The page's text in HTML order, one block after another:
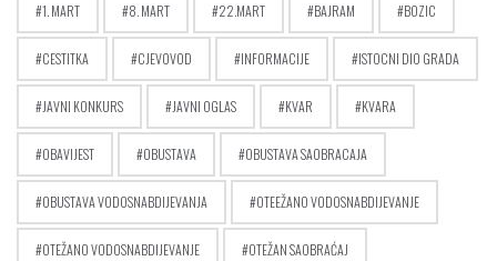
1. MART 8. MART 22.MART BAJRAM BOZIC
CESTITKA CJEVOVOD INFORMACIJE ISTOCNI DIO GRADA
JAVNI KONKURS JAVNI OGLAS KVAR KVARA
OBAVIJEST OBUSTAVA OBUSTAVA SAOBRACAJA
OBUSTAVA VODOSNABDIJEVANJA OTEEŽANO VODOSNABDIJEVANJE
OTEŽANO VODOSNABDIJEVANJE OTEŽAN SAOBRAĆAJ